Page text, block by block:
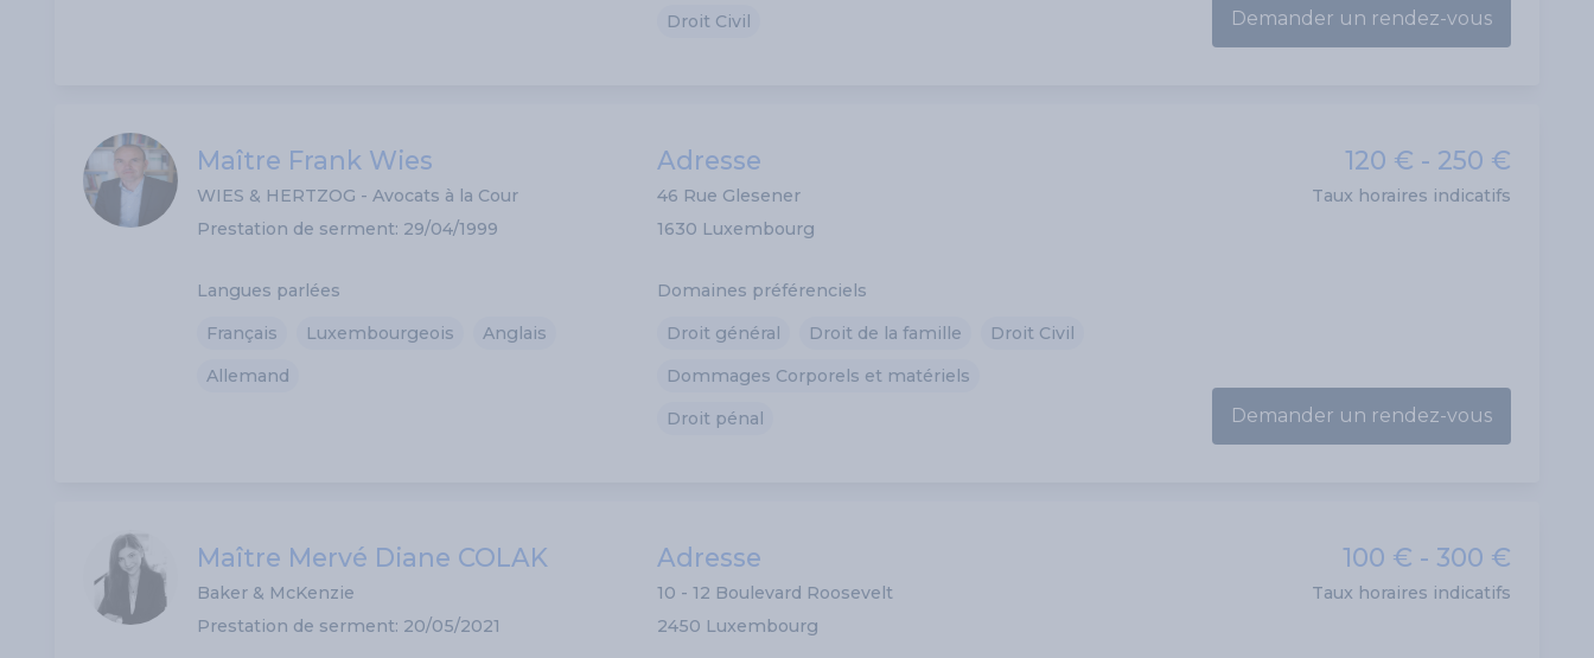
Droit Civil
Demander un rendez-vous
Maître Frank Wies
WIES & HERTZOG - Avocats à la Cour
Prestation de serment: 29/04/1999
Adresse
46 Rue Glesener
1630 Luxembourg
120 € - 250 €
Taux horaires indicatifs
Langues parlées
Français
Luxembourgeois
Anglais
Allemand
Domaines préférenciels
Droit général
Droit de la famille
Droit Civil
Dommages Corporels et matériels
Droit pénal
Demander un rendez-vous
Maître Mervé Diane COLAK
Baker & McKenzie
Prestation de serment: 20/05/2021
Adresse
10 - 12 Boulevard Roosevelt
2450 Luxembourg
100 € - 300 €
Taux horaires indicatifs